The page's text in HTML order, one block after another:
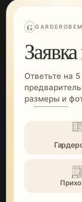
G
Ответьте на
размеры и